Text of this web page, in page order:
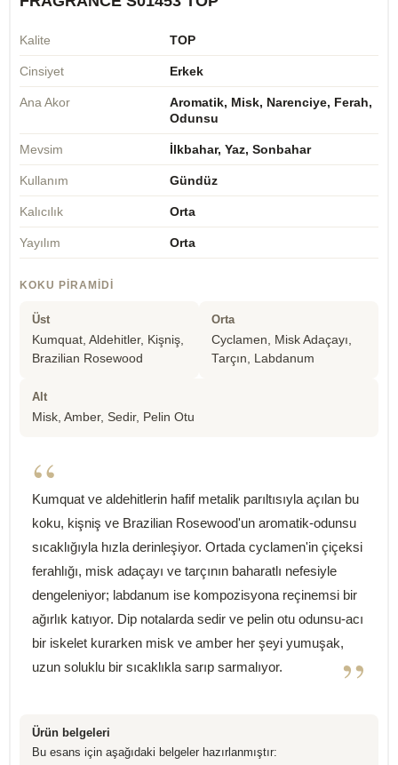
Kalite TOP
Cinsiyet Erkek
Ana Akor
Aromatik, Misk, Narenciye, Ferah,
Odunsu
Mevsim İlkbahar, Yaz, Sonbahar
Kullanım Gündüz
Kalıcılık Orta
Yayılım Orta
KOKU PIRAMIDI
Üst
Kumquat, Aldehitler, Kişniş,
Brazilian Rosewood
Orta
Cyclamen, Misk Adaçayı,
Tarçın, Labdanum
Alt
Misk, Amber, Sedir, Pelin Otu
“
Kumquat ve aldehitlerin hafif metalik parıltısıyla açılan bu
koku, kişniş ve Brazilian Rosewood'un aromatik-odunsu
sıcaklığıyla hızla derinleşiyor. Ortada cyclamen'in çiçeksi
ferahlığı, misk adaçayı ve tarçının baharatlı nefesiyle
dengeleniyor; labdanum ise kompozisyona reçinemsi bir
ağırlık katıyor. Dip notalarda sedir ve pelin otu odunsu-acı
bir iskelet kurarken misk ve amber her şeyi yumuşak,
uzun soluklu bir sıcaklıkla sarıp sarmalıyor.
”
Ürün belgeleri
Bu esans için aşağıdaki belgeler hazırlanmıştır: